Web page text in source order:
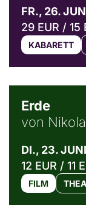
FR., 26.
29 EUR / 15
KABARETT
Erde
von
DI., 23.
12 EUR / 11
FILM